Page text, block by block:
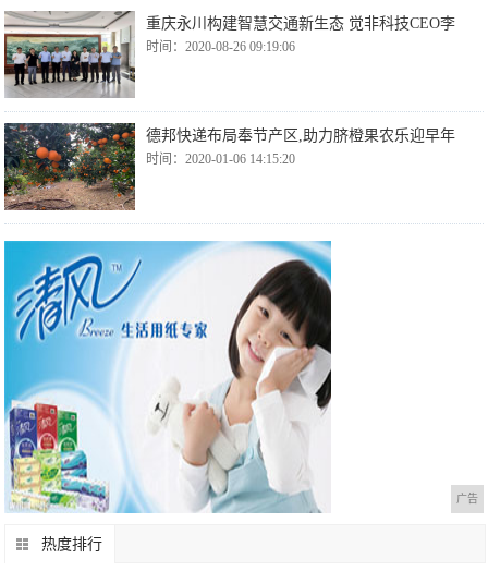
重庆永川构建智慧交通新生态 觉非科技CEO李
时间：2020-08-26 09:19:06
德邦快递布局奉节产区,助力脐橙果农乐迎早年
时间：2020-01-06 14:15:20
广告
热度排行